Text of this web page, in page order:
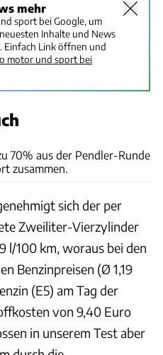
mehr
sport bei Google, um
Inhalte und News
Einfach Link öffnen und
motor und sport bei
70% aus der Pendler-Runde
zusammen.
sich der per
Zweiliter-Vierzylinder
l/100 km, woraus bei den
Benzinpreisen (Ø 1,19
(E5) am Tag der
von 9,40 Euro
in unserem Test aber